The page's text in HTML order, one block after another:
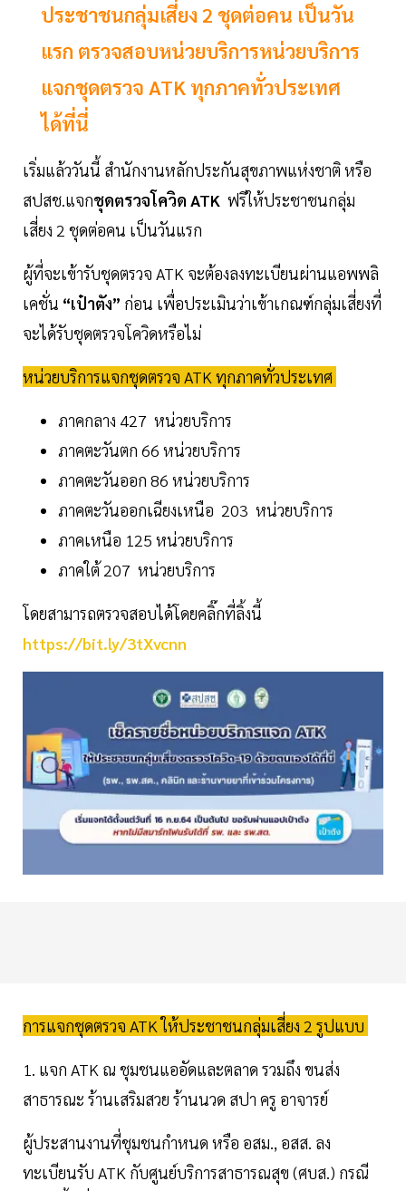
ประชาชนกลุ่มเสี่ยง 2 ชุดต่อคน เป็นวัน
แรก ตรวจสอบหน่วยบริการหน่วยบริการ
แจกชุดตรวจ ATK ทุกภาคทั่วประเทศ
ได้ที่นี่
เริ่มแล้ววันนี้ สำนักงานหลักประกันสุขภาพแห่งชาติ หรือ
สปสช.แจกชุดตรวจโควิด ATK ฟรีให้ประชาชนกลุ่ม
เสี่ยง 2 ชุดต่อคน เป็นวันแรก
ผู้ที่จะเข้ารับชุดตรวจ ATK จะต้องลงทะเบียนผ่านแอพพลิ
เคชั่น “เป๋าตัง” ก่อน เพื่อประเมินว่าเข้าเกณฑ์กลุ่มเสี่ยงที่
จะได้รับชุดตรวจโควิดหรือไม่
หน่วยบริการแจกชุดตรวจ ATK ทุกภาคทั่วประเทศ
ภาคกลาง 427 หน่วยบริการ
ภาคตะวันตก 66 หน่วยบริการ
ภาคตะวันออก 86 หน่วยบริการ
ภาคตะวันออกเฉียงเหนือ 203 หน่วยบริการ
ภาคเหนือ 125 หน่วยบริการ
ภาคใต้ 207 หน่วยบริการ
โดยสามารถตรวจสอบได้โดยคลิ๊กที่ลิ้งนี้
https://bit.ly/3tXvcnn
การแจกชุดตรวจ ATK ให้ประชาชนกลุ่มเสี่ยง 2 รูปแบบ
1. แจก ATK ณ ชุมชนแออัดและตลาด รวมถึง ขนส่ง
สาธารณะ ร้านเสริมสวย ร้านนวด สปา ครู อาจารย์
ผู้ประสานงานที่ชุมชนกำหนด หรือ อสม., อสส. ลง
ทะเบียนรับ ATK กับศูนย์บริการสาธารณสุข (ศบส.) กรณี